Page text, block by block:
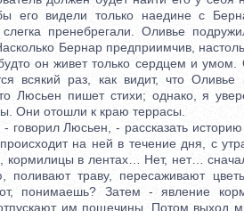
его видели только наедине с
пренебрегали. Оливье
Бернар предприимчив,
он живет только сердцем и умом.
всякий раз, как видит, что
Люсьен пишет стихи; однако, я
Они отошли к краю террасы.
Люсьен, - рассказать
на ней в течение дня, с
кормилицы в лентах… Нет, нет…
поливают траву, пересаживают
понимаешь? Затем - явление
им пощечины. Потом выход